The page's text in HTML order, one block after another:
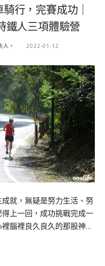
行，完賽成功｜
鐵人三項體驗營
人。 2022-01-12
就，無疑是努力生活、努
上一回，成功挑戰完成一
腦裡良久良久的那股神…